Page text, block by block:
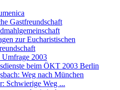
Gastfreundschaft
zur Eucharistischen
Umfrage 2003
beim ÖKT 2003 Berlin
Weg nach München
Schwierige Weg ...